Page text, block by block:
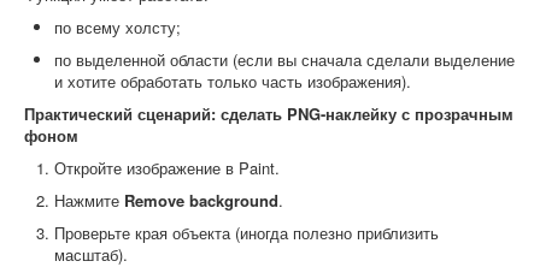
по всему холсту;
по выделенной области (если вы сначала сделали выделение
и хотите обработать только часть изображения).
Практический сценарий: сделать PNG-наклейку с прозрачным
фоном
Откройте изображение в Paint.
Нажмите Remove background.
Проверьте края объекта (иногда полезно приблизить
масштаб).